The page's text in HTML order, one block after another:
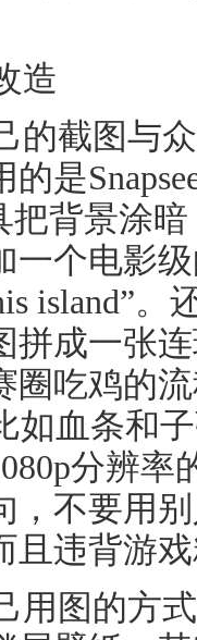
造
的截图与
是
把背景涂
一个电影
island”
拼成一张
圈吃鸡的
如血条和
分辨率
，不要用
且违背游
用图的方